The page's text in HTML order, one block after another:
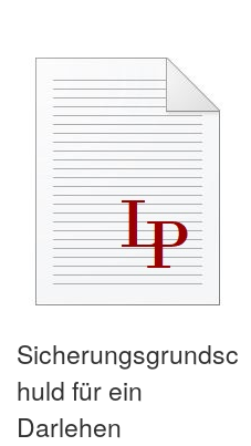
Sicherungsgrundsc
huld für ein
Darlehen